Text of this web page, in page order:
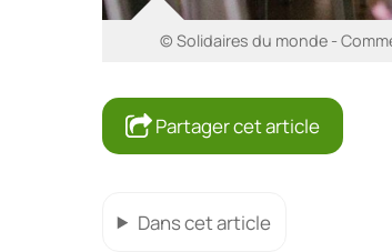
© Solidaires du monde -
Partager cet article
Dans cet article